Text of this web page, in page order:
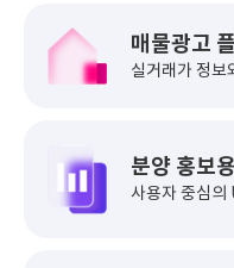
매물광고
실거래가 정보
분양 홍보
사용자 중심의